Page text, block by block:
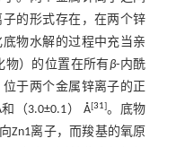
的形式存在，在两个锌
物水解的过程中充当亲
物）的位置在所有 β⁃内酰
于两个金属锌离子的正
（3.0±0.1） Å[31]。底物
Zn1离子，而羧基的氧原